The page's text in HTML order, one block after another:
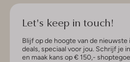
Let's keep in touch!
Blijf op de hoogte van de
deals, speciaal voor jou. Schrijf je
en maak kans op € 150,-